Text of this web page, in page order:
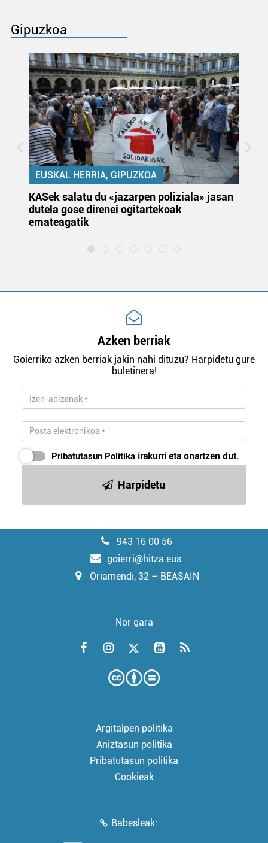
Gipuzkoa
EUSKAL HERRIA, GIPUZKOA
KASek salatu du «jazarpen poliziala» jasan
dutela gose direnei ogitartekoak
emateagatik
Azken berriak
Goierriko azken berriak jakin nahi dituzu? Harpidetu gure
buletinera!
Pribatutasun Politika irakurri eta onartzen dut.
Harpidetu
943 16 00 56
goierri@hitza.eus
Oriamendi, 32 – BEASAIN
Nor gara
Argitalpen politika
Aniztasun politika
Pribatutasun politika
Cookieak
Babesleak: